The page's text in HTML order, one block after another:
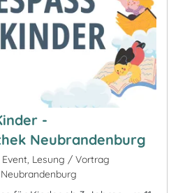
-
Neubrandenburg
Lesung / Vortrag